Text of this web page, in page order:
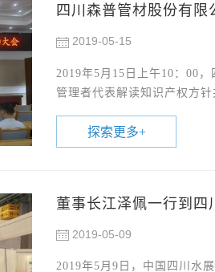
四川森普管材股份有
2019-05-15
2019年5月15日上午10：00
管理者代表解读知识产权方针
探索更多+
董事长江泽佩一行到四
2019-05-09
2019年5月9日，中国四川水